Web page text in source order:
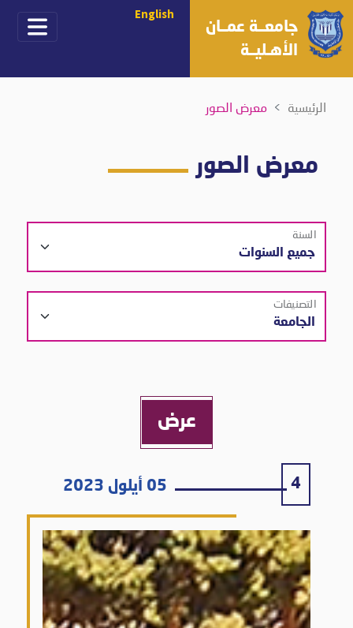
جامعــة عمــان
الأهـليــة
English
الرئيسية معرض الصور
معرض الصور
السنة
التصنيفات
عرض
4 05 أيلول 2023